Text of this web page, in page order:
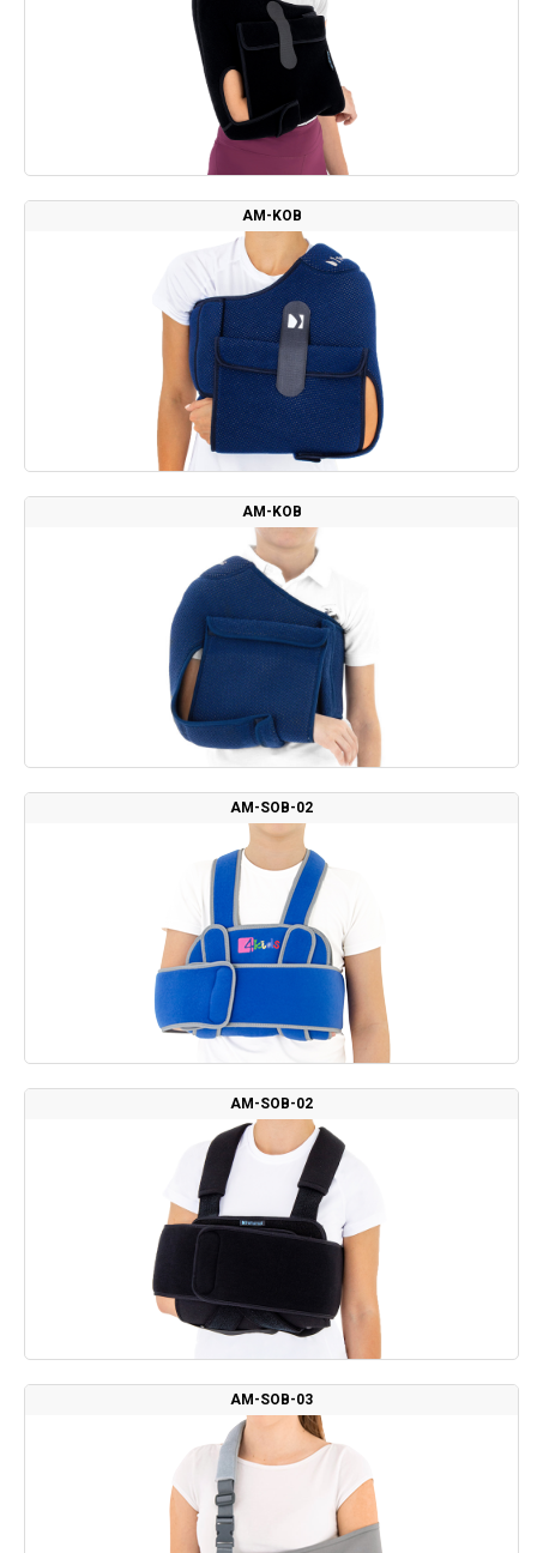
AM-KOB
AM-KOB
AM-SOB-02
AM-SOB-02
AM-SOB-03